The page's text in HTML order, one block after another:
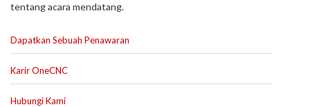
tentang acara mendatang.
Dapatkan Sebuah Penawaran
Karir OneCNC
Hubungi Kami